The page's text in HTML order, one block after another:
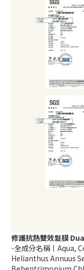
修護抗熱雙效髮膜
-全成分名稱丨Aqua,
Helianthus Annuus